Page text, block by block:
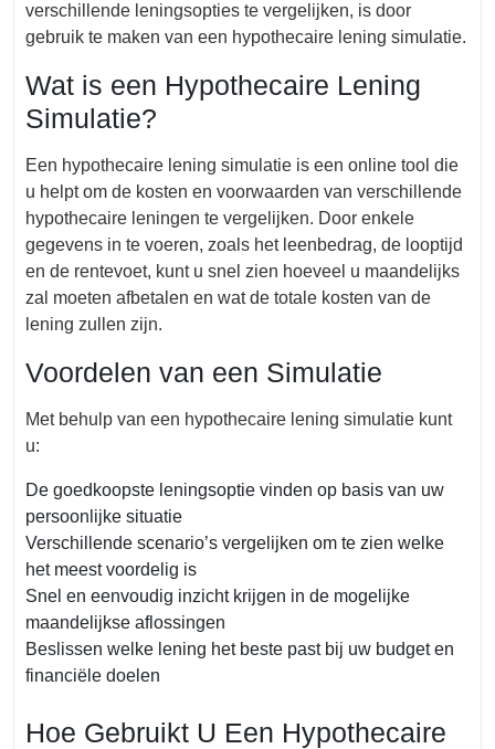
verschillende leningsopties te vergelijken, is door
gebruik te maken van een hypothecaire lening simulatie.
Wat is een Hypothecaire Lening
Simulatie?
Een hypothecaire lening simulatie is een online tool die
u helpt om de kosten en voorwaarden van verschillende
hypothecaire leningen te vergelijken. Door enkele
gegevens in te voeren, zoals het leenbedrag, de looptijd
en de rentevoet, kunt u snel zien hoeveel u maandelijks
zal moeten afbetalen en wat de totale kosten van de
lening zullen zijn.
Voordelen van een Simulatie
Met behulp van een hypothecaire lening simulatie kunt
u:
De goedkoopste leningsoptie vinden op basis van uw
persoonlijke situatie
Verschillende scenario’s vergelijken om te zien welke
het meest voordelig is
Snel en eenvoudig inzicht krijgen in de mogelijke
maandelijkse aflossingen
Beslissen welke lening het beste past bij uw budget en
financiële doelen
Hoe Gebruikt U Een Hypothecaire